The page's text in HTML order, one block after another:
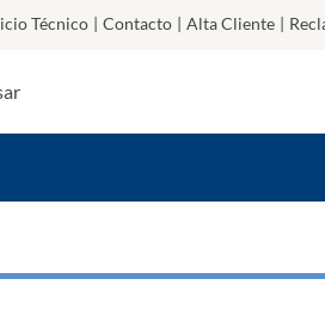
Técnico | Contacto | Alta Cliente |